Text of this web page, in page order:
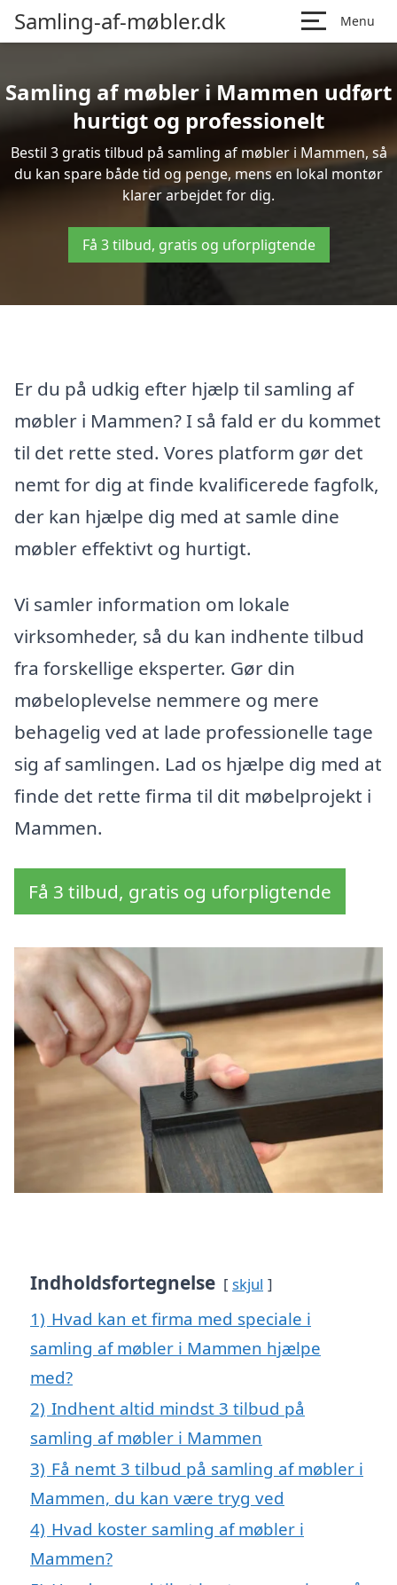
Samling-af-møbler.dk Menu
Samling af møbler i Mammen udført
hurtigt og professionelt
Bestil 3 gratis tilbud på samling af møbler i Mammen, så
du kan spare både tid og penge, mens en lokal montør
klarer arbejdet for dig.
Få 3 tilbud, gratis og uforpligtende
Er du på udkig efter hjælp til samling af
møbler i Mammen? I så fald er du kommet
til det rette sted. Vores platform gør det
nemt for dig at finde kvalificerede fagfolk,
der kan hjælpe dig med at samle dine
møbler effektivt og hurtigt.
Vi samler information om lokale
virksomheder, så du kan indhente tilbud
fra forskellige eksperter. Gør din
møbeloplevelse nemmere og mere
behagelig ved at lade professionelle tage
sig af samlingen. Lad os hjælpe dig med at
finde det rette firma til dit møbelprojekt i
Mammen.
Få 3 tilbud, gratis og uforpligtende
Indholdsfortegnelse skjul
1) Hvad kan et firma med speciale i
samling af møbler i Mammen hjælpe
med?
2) Indhent altid mindst 3 tilbud på
samling af møbler i Mammen
3) Få nemt 3 tilbud på samling af møbler i
Mammen, du kan være tryg ved
4) Hvad koster samling af møbler i
Mammen?